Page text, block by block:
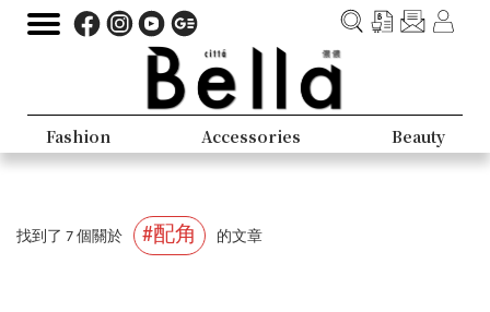
Fashion Accessories Beauty
找到了 7 個關於 #配角 的文章